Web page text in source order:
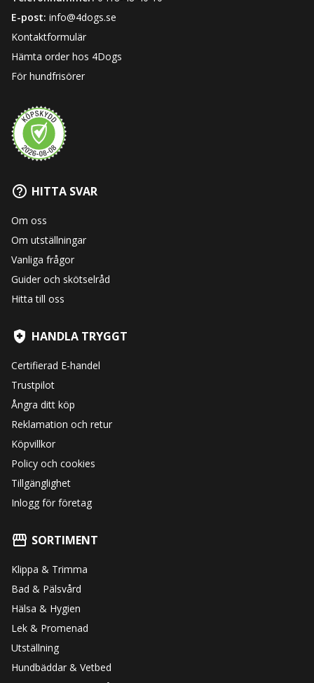
E-post: info@4dogs.se
Kontaktformulär
Hämta order hos 4Dogs
För hundfrisörer
HITTA SVAR
Om oss
Om utställningar
Vanliga frågor
Guider och skötselråd
Hitta till oss
HANDLA TRYGGT
Certifierad E-handel
Trustpilot
Ångra ditt köp
Reklamation och retur
Köpvillkor
Policy och cookies
Tillgänglighet
Inlogg för företag
SORTIMENT
Klippa & Trimma
Bad & Pälsvård
Hälsa & Hygien
Lek & Promenad
Utställning
Hundbäddar & Vetbed